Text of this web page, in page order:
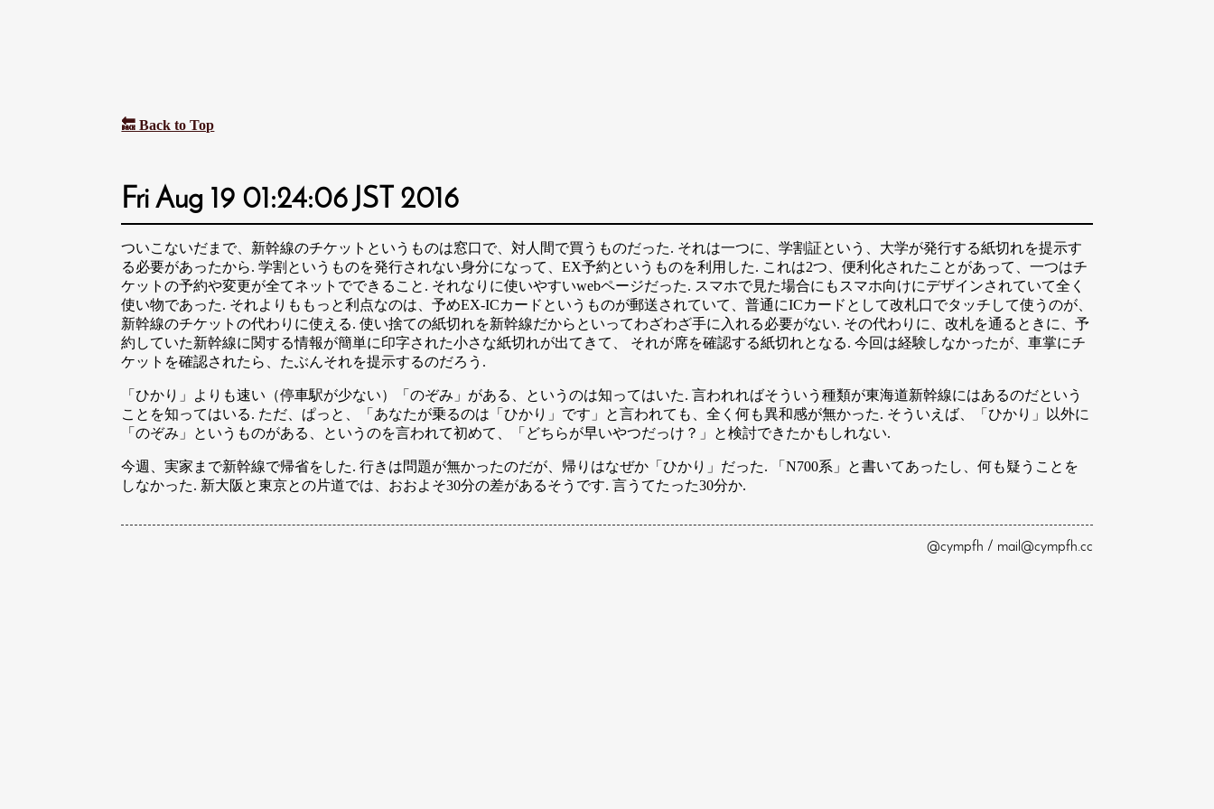
🔙 Back to Top
Fri Aug 19 01:24:06 JST 2016
ついこないだまで、新幹線のチケットというものは窓口で、対人間で買うものだった. それは一つに、学割証という、大学が発行する紙切れを提示す
る必要があったから. 学割というものを発行されない身分になって、EX予約というものを利用した. これは2つ、便利化されたことがあって、一つはチ
ケットの予約や変更が全てネットでできること. それなりに使いやすいwebページだった. スマホで見た場合にもスマホ向けにデザインされていて全く
使い物であった. それよりももっと利点なのは、予めEX-ICカードというものが郵送されていて、普通にICカードとして改札口でタッチして使うのが、
新幹線のチケットの代わりに使える. 使い捨ての紙切れを新幹線だからといってわざわざ手に入れる必要がない. その代わりに、改札を通るときに、予
約していた新幹線に関する情報が簡単に印字された小さな紙切れが出てきて、 それが席を確認する紙切れとなる. 今回は経験しなかったが、車掌にチ
ケットを確認されたら、たぶんそれを提示するのだろう.
「ひかり」よりも速い（停車駅が少ない）「のぞみ」がある、というのは知ってはいた. 言われればそういう種類が東海道新幹線にはあるのだという
ことを知ってはいる. ただ、ぱっと、「あなたが乗るのは「ひかり」です」と言われても、全く何も異和感が無かった. そういえば、「ひかり」以外に
「のぞみ」というものがある、というのを言われて初めて、「どちらが早いやつだっけ？」と検討できたかもしれない.
今週、実家まで新幹線で帰省をした. 行きは問題が無かったのだが、帰りはなぜか「ひかり」だった. 「N700系」と書いてあったし、何も疑うことを
しなかった. 新大阪と東京との片道では、おおよそ30分の差があるそうです. 言うてたった30分か.
@cympfh / mail@cympfh.cc